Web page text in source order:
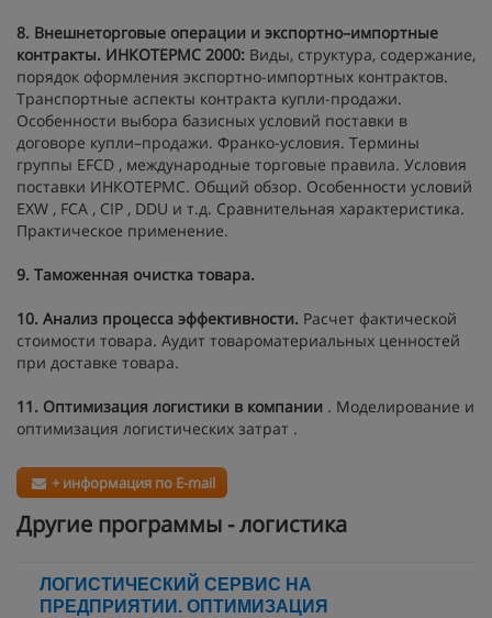
8. Внешнеторговые операции и экспортно–импортные
контракты. ИНКОТЕРМС 2000: Виды, структура, содержание,
порядок оформления экспортно-импортных контрактов.
Транспортные аспекты контракта купли-продажи.
Особенности выбора базисных условий поставки в
договоре купли–продажи. Франко-условия. Термины
группы EFCD , международные торговые правила. Условия
поставки ИНКОТЕРМС. Общий обзор. Особенности условий
EXW , FCA , CIP , DDU и т.д. Сравнительная характеристика.
Практическое применение.
9. Таможенная очистка товара.
10. Анализ процесса эффективности. Расчет фактической
стоимости товара. Аудит товароматериальных ценностей
при доставке товара.
11. Оптимизация логистики в компании . Моделирование и
оптимизация логистических затрат .
+ информация по E-mail
Другие программы - логистика
ЛОГИСТИЧЕСКИЙ СЕРВИС НА
ПРЕДПРИЯТИИ. ОПТИМИЗАЦИЯ